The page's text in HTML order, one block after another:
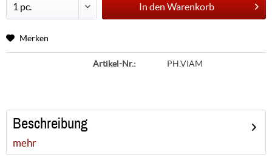
In den Warenkorb
Merken
Artikel-Nr.: PH.VIAM
Beschreibung
mehr